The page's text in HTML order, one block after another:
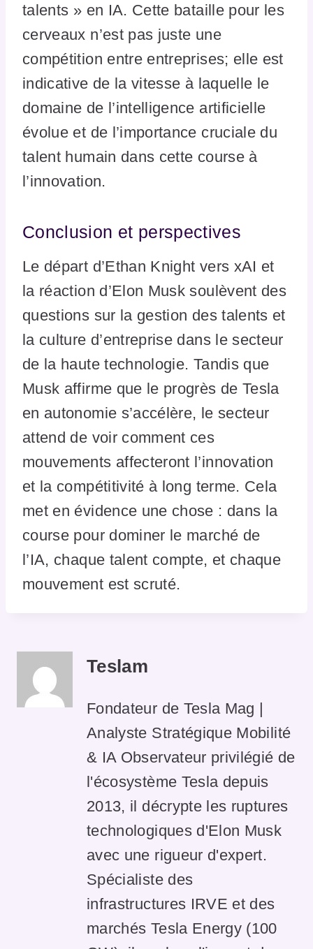
talents » en IA. Cette bataille pour les
cerveaux n’est pas juste une
compétition entre entreprises; elle est
indicative de la vitesse à laquelle le
domaine de l’intelligence artificielle
évolue et de l’importance cruciale du
talent humain dans cette course à
l’innovation.
Conclusion et perspectives
Le départ d’Ethan Knight vers xAI et
la réaction d’Elon Musk soulèvent des
questions sur la gestion des talents et
la culture d’entreprise dans le secteur
de la haute technologie. Tandis que
Musk affirme que le progrès de Tesla
en autonomie s’accélère, le secteur
attend de voir comment ces
mouvements affecteront l’innovation
et la compétitivité à long terme. Cela
met en évidence une chose : dans la
course pour dominer le marché de
l’IA, chaque talent compte, et chaque
mouvement est scruté.
Teslam
Fondateur de Tesla Mag |
Analyste Stratégique Mobilité
& IA Observateur privilégié de
l'écosystème Tesla depuis
2013, il décrypte les ruptures
technologiques d'Elon Musk
avec une rigueur d'expert.
Spécialiste des
infrastructures IRVE et des
marchés Tesla Energy (100